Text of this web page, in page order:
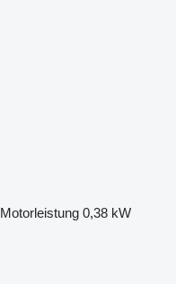
Motorleistung 0,38 kW